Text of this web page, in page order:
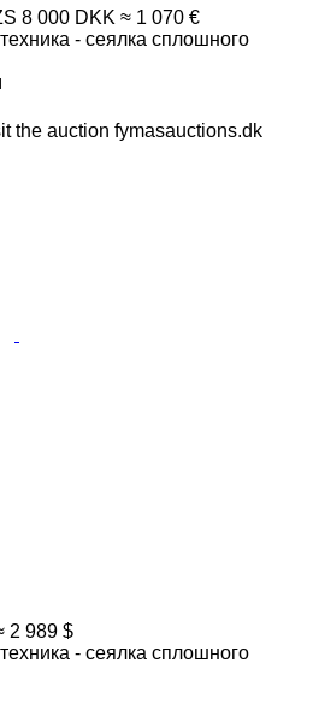
8 000 DKK ≈ 1 070 €
- сеялка сплошного
the auction fymasauctions.dk
2 989 $
- сеялка сплошного